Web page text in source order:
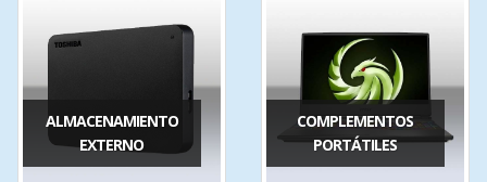
ALMACENAMIENTO
EXTERNO
COMPLEMENTOS
PORTÁTILES